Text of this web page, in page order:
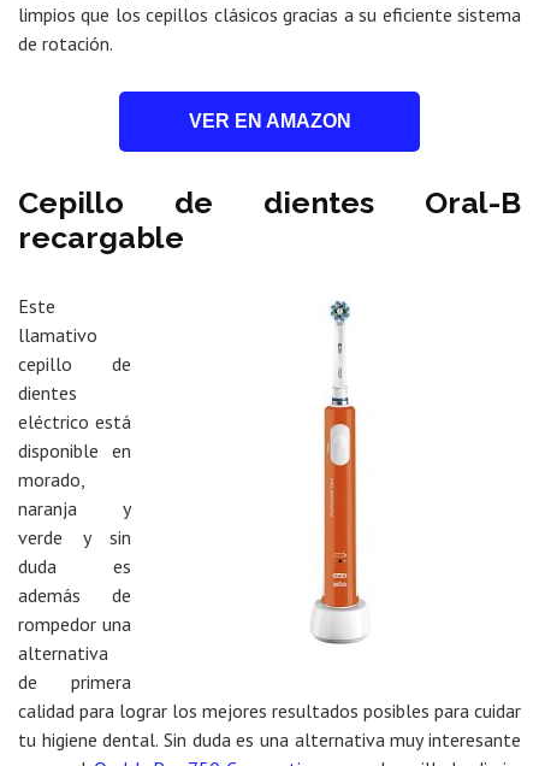
limpios que los cepillos clásicos gracias a su eficiente sistema
de rotación.
VER EN AMAZON
Cepillo de dientes Oral-B
recargable
Este
llamativo
cepillo de
dientes
eléctrico está
disponible en
morado,
naranja y
verde y sin
duda es
además de
rompedor una
alternativa
de primera
calidad para lograr los mejores resultados posibles para cuidar
tu higiene dental. Sin duda es una alternativa muy interesante